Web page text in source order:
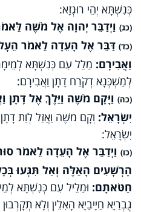
כְּנִשְׁתָּא יְהֵי רוּגְזָא:
(כג) וַיְדַבֵּר יְהוָה אֶל מֹשֶׁה
(כד) דַּבֵּר אֶל הָעֵדָה לֵאמֹר
וַאֲבִירָם: מַלֵל עִם כְּנִשְׁתָּא
לְמַשְׁכְּנָא דְקֹרַח דָתָן וַאֲבִירָם:
(כה) וַיָּקָם מֹשֶׁה וַיֵּלֶךְ אֶל דָּתָן
יִשְׂרָאֵל: וְקָם משֶׁה וַאֲזַל לְוַת דָתָן
יִשְׂרָאֵל:
(כו) וַיְדַבֵּר אֶל הָעֵדָה לֵאמֹר
הָרְשָׁעִים הָאֵלֶּה וְאַל תִּגְּעוּ
חַטֹּאתָם: וּמַלֵיל עִם כְּנִשְׁתָּא
גֻבְרַיָא חַיָיבַיָא הָאִלֵין וְלָא